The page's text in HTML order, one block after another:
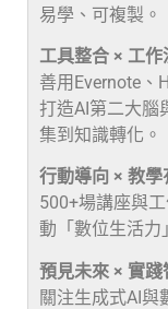
易學、可複製。
工具整合 × 工作
善用Evernote、
打造AI第二大腦
集到知識轉化。
行動導向 × 教學
500+場講座與
動「數位生活力
預見未來 × 實踐
關注生成式AI與